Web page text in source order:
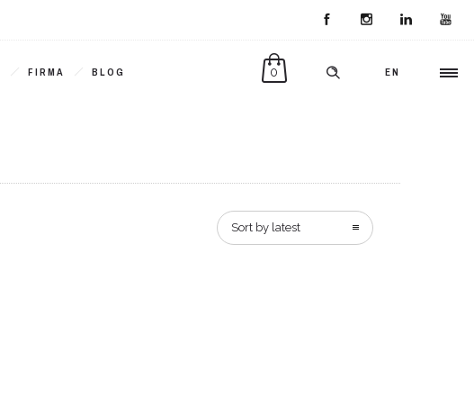
EN
0
FIRMA BLOG
Sort by latest